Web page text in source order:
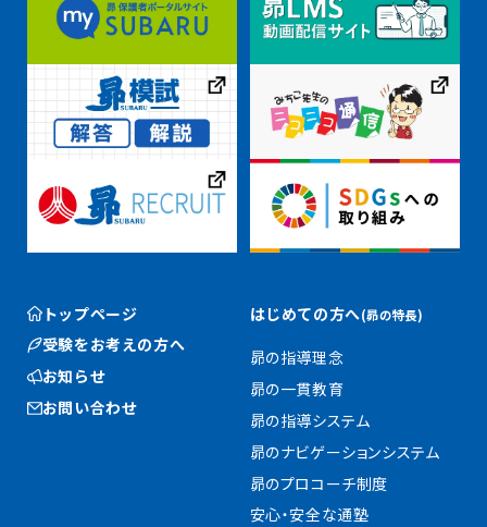
トップページ
受験をお考えの方へ
お知らせ
お問い合わせ
はじめての方へ(昴の特長)
昴の指導理念
昴の一貫教育
昴の指導システム
昴のナビゲーションシステム
昴のプロコーチ制度
安心・安全な通塾